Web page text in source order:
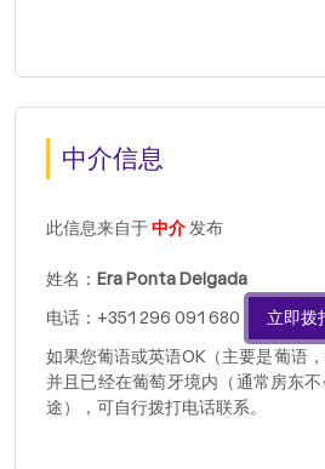
中介信息
此信息来自于中介发布
姓名： Era Ponta Delgada
电话：+351 296 091 680
立即拨
如果您葡语或英语OK（主要是葡语
并且已经在葡萄牙境内（通常房东
途），可自行拨打电话联系。